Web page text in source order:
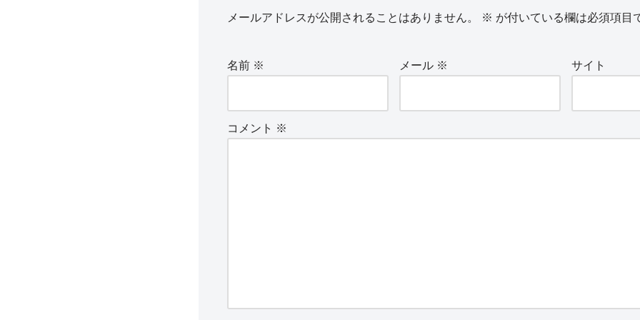
メールアドレスが公開されることはありません。 ※ が付いている欄は必須項目
名前 ※ メール ※ サイト
コメント ※